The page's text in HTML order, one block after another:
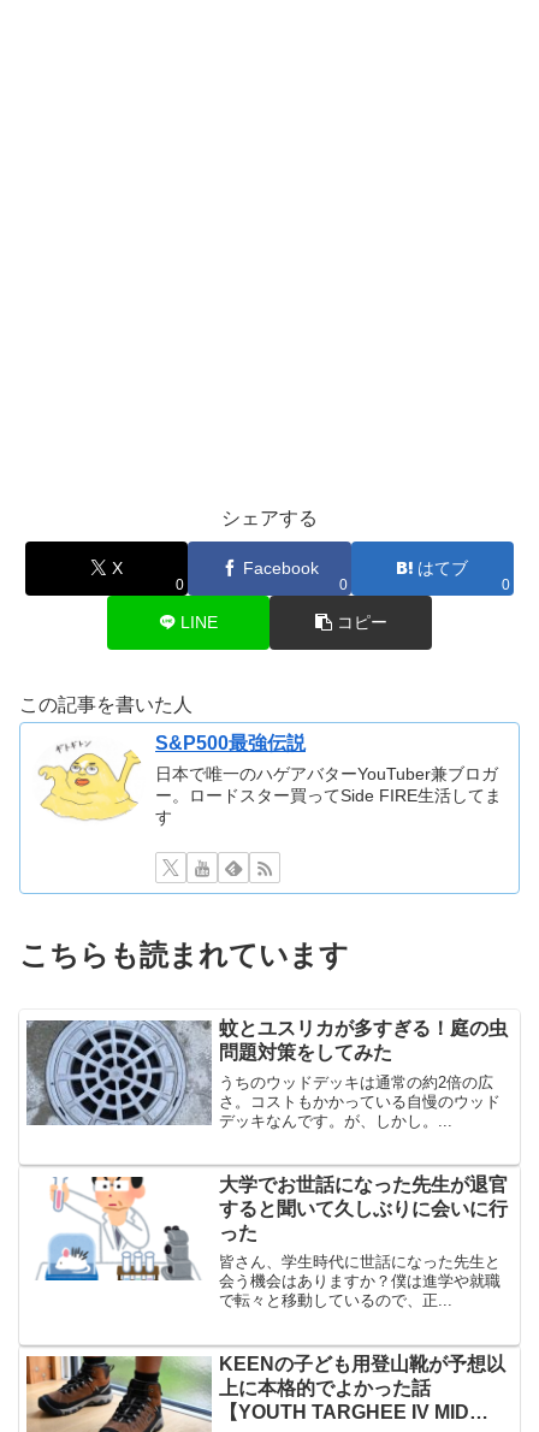
シェアする
X
0
Facebook
0
はてブ
0
LINE コピー
この記事を書いた人
S&P500最強伝説
日本で唯一のハゲアバターYouTuber兼ブロガ
ー。ロードスター買ってSide FIRE生活してま
す
こちらも読まれています
蚊とユスリカが多すぎる！庭の虫
問題対策をしてみた
うちのウッドデッキは通常の約2倍の広
さ。コストもかかっている自慢のウッド
デッキなんです。が、しかし。...
大学でお世話になった先生が退官
すると聞いて久しぶりに会いに行
った
皆さん、学生時代に世話になった先生と
会う機会はありますか？僕は進学や就職
で転々と移動しているので、正...
KEENの子ども用登山靴が予想以
上に本格的でよかった話
【YOUTH TARGHEE IV MID